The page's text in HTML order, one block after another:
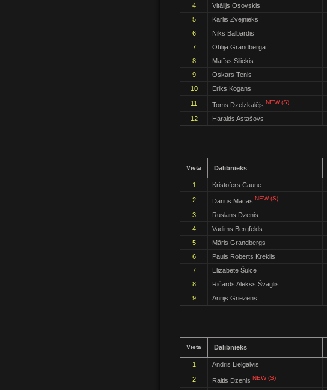
4
Vitālijs Osovskis
5
Kārlis Zvejnieks
6
Niks Balbārdis
7
Otīlija Grandberga
8
Matīss Silickis
9
Oskars Tenis
10
Ēriks Kogans
11 Toms Dzelzkalējs NEW (S)
12 Haralds Astašovs
Vieta Dalībnieks
1 Kristofers Caune
2 Darius Macas NEW (S)
3 Ruslans Dzenis
4
Vadims Bergfelds
5
Māris Grandbergs
6
Pauls Roberts Kreklis
7
Elizabete Šulce
8
Ričards Alekss Švaglis
9
Anrijs Griezēns
Vieta Dalībnieks
1 Andris Lielgalvis
2 Raitis Dzenis NEW (S)